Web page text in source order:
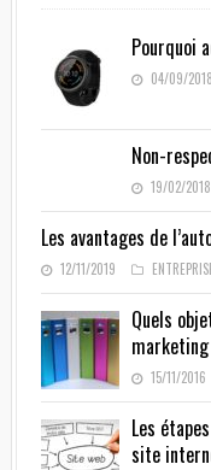
Pourquoi
04/09/2018
Non-
19/02/2018
Les avantages de
12/11/2019
Quels
15/11/2016
Les
site